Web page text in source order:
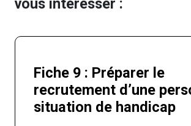
Fiche 9 : Préparer le
recrutement d’une
situation de handicap